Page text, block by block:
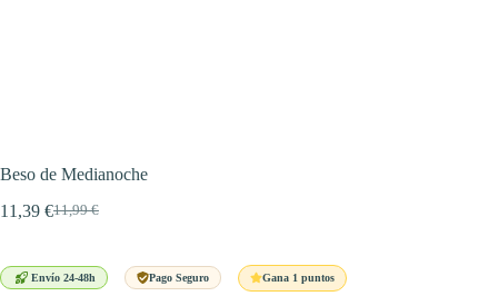
Beso de Medianoche
11,99€
El
era:
11,39 €El
es:
Envío 24-48h Pago Seguro Gana 1 puntos